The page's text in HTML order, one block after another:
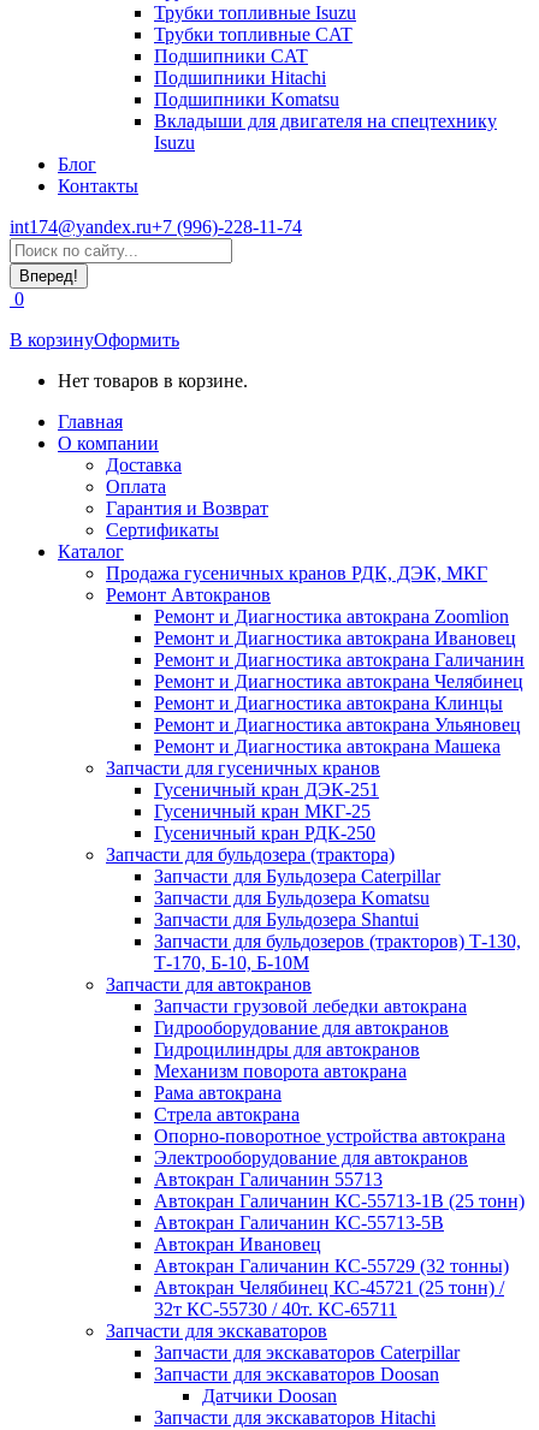
Трубки топливные Isuzu
Трубки топливные CAT
Подшипники CAT
Подшипники Hitachi
Подшипники Komatsu
Вкладыши для двигателя на спецтехнику
Isuzu
Блог
Контакты
int174@yandex.ru+7 (996)-228-11-74
Страница
WhatsApp
открывается
в
новом
окне
Поиск:
0
В корзинуОформить
Нет товаров в корзине.
Главная
О компании
Доставка
Оплата
Гарантия и Возврат
Сертификаты
Каталог
Продажа гусеничных кранов РДК, ДЭК, МКГ
Ремонт Автокранов
Ремонт и Диагностика автокрана Zoomlion
Ремонт и Диагностика автокрана Ивановец
Ремонт и Диагностика автокрана Галичанин
Ремонт и Диагностика автокрана Челябинец
Ремонт и Диагностика автокрана Клинцы
Ремонт и Диагностика автокрана Ульяновец
Ремонт и Диагностика автокрана Машека
Запчасти для гусеничных кранов
Гусеничный кран ДЭК-251
Гусеничный кран МКГ-25
Гусеничный кран РДК-250
Запчасти для бульдозера (трактора)
Запчасти для Бульдозера Caterpillar
Запчасти для Бульдозера Komatsu
Запчасти для Бульдозера Shantui
Запчасти для бульдозеров (тракторов) Т-130,
Т-170, Б-10, Б-10М
Запчасти для автокранов
Запчасти грузовой лебедки автокрана
Гидрооборудование для автокранов
Гидроцилиндры для автокранов
Механизм поворота автокрана
Рама автокрана
Стрела автокрана
Опорно-поворотное устройства автокрана
Электрооборудование для автокранов
Автокран Галичанин 55713
Автокран Галичанин КС-55713-1В (25 тонн)
Автокран Галичанин КС-55713-5В
Автокран Ивановец
Автокран Галичанин КС-55729 (32 тонны)
Автокран Челябинец КС-45721 (25 тонн) /
32т КС-55730 / 40т. КС-65711
Запчасти для экскаваторов
Запчасти для экскаваторов Caterpillar
Запчасти для экскаваторов Doosan
Датчики Doosan
Запчасти для экскаваторов Hitachi